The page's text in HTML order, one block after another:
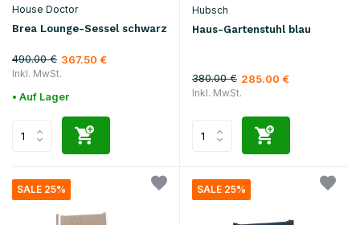
House Doctor
Brea Lounge-Sessel schwarz
490.00 € 367.50 €
Inkl. MwSt.
• Auf Lager
Hubsch
Haus-Gartenstuhl blau
380.00 € 285.00 €
Inkl. MwSt.
SALE 25% SALE 25%